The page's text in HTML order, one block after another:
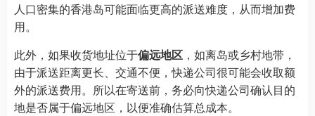
人口密集的香港岛可能面临更高的派送难度，从而增加费
用。
此外，如果收货地址位于偏远地区 ，如离岛或乡村地带，
由于派送距离更长、交通不便，快递公司很可能会收取额
外的派送费用。所以在寄送前，务必向快递公司确认目的
地是否属于偏远地区，以便准确估算总成本。